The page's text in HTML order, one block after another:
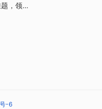
，领导
面，可
绪和心
，多自
-6